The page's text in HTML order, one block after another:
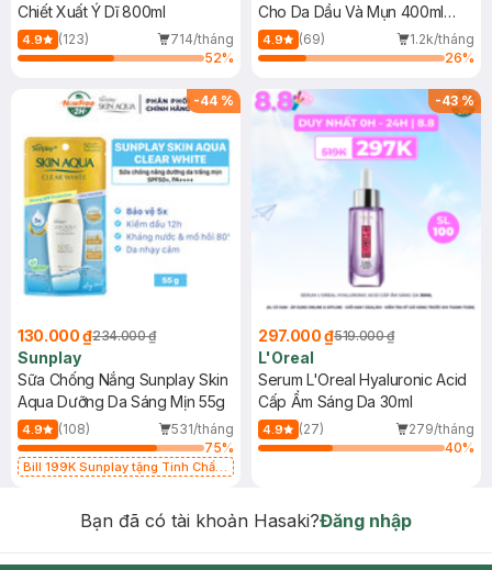
Chiết Xuất Ý Dĩ 800ml
4.9 (123)
714/tháng
52%
Cho Da Dầu Và Mụn 400ml
(Mới)
4.9 (69)
1.2k/tháng
26%
-44 %
130.000 ₫234.000 ₫
Sunplay
Sữa Chống Nắng Sunplay Skin
Aqua Dưỡng Da Sáng Mịn 55g
4.9 (108)
531/tháng
75%
Bill 199K Sunplay tặng Tinh Chất
-43%
297.000 ₫519.000 ₫
L'Oreal
Serum L'Oreal Hyaluronic Acid
Cấp Ẩm Sáng Da 30ml
4.9 (27)
279/tháng
40%
Bạn đã có tài khoản Hasaki?Đăng nhập